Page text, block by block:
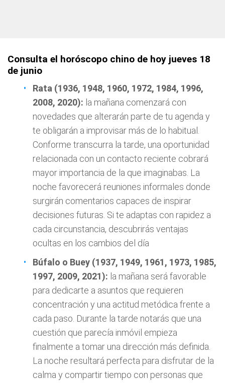
Consulta el horóscopo chino de hoy jueves 18
de junio
Rata (1936, 1948, 1960, 1972, 1984, 1996,
2008, 2020): la mañana comenzará con
novedades que alterarán parte de tu agenda y
te obligarán a improvisar más de lo habitual.
Conforme transcurra la tarde, una oportunidad
relacionada con un contacto reciente cobrará
mayor importancia de la que imaginabas. La
noche favorecerá reuniones informales donde
surgirán comentarios capaces de inspirar
decisiones futuras. Si te adaptas con rapidez a
cada circunstancia, descubrirás ventajas
ocultas en los cambios del día
Búfalo o Buey (1937, 1949, 1961, 1973, 1985,
1997, 2009, 2021): la mañana será favorable
para dedicarte a asuntos que requieren
concentración y una actitud metódica frente a
cada paso. Durante la tarde notarás que una
cuestión que parecía inmóvil empieza
finalmente a tomar una dirección más definida.
La noche resultará perfecta para disfrutar de la
calma y compartir tiempo con personas que